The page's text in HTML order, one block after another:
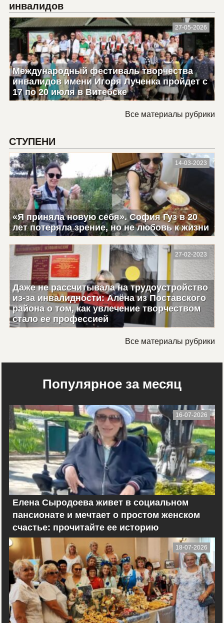
инвалидов
27-05-2026
Международный фестиваль творчества
инвалидов имени Игоря Лученка пройдет с
17 по 20 июля в Витебске
Все материалы рубрики
СТУПЕНИ
14-03-2023
«Я приняла новую себя». София Гуз в 20
лет потеряла зрение, но не любовь к жизни
27-02-2023
Даже не рассчитывала на трудоустройство
из-за инвалидности: Алёна из Поставского
района о том, как увлечение творчеством
стало ее профессией
Все материалы рубрики
Популярное за месяц
16-07-2026
Елена Сыродоева живет в социальном
пансионате и мечтает о простом женском
счастье: прочитайте ее историю
18-07-2026